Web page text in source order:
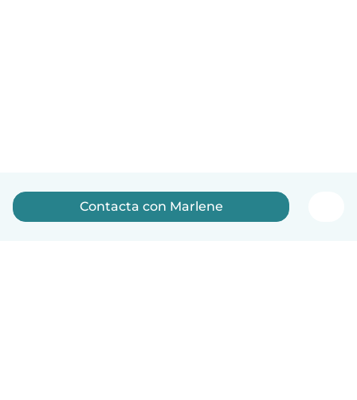
Contacta con Marlene